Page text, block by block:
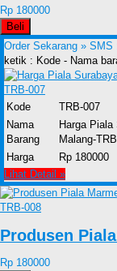
Rp 180000
Beli
Order Sekarang » SMS
ketik : Kode - Nama
Kode
TRB-007
Nama
Barang
Harga
Malang-
Harga
Rp 180000
Lihat Detail »
Produsen
Rp 180000